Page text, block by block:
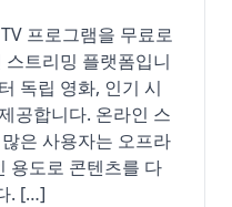
프로그램을 무료로
트리밍 플랫폼입니
독립 영화, 인기 시
공합니다. 온라인 스
은 사용자는 오프라
용도로 콘텐츠를 다
. […]